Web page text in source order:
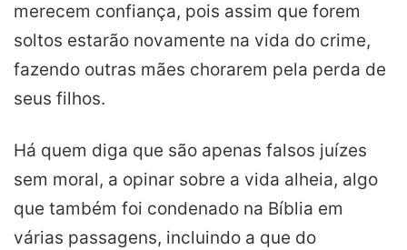
merecem confiança, pois assim que forem
soltos estarão novamente na vida do crime,
fazendo outras mães chorarem pela perda de
seus filhos.
Há quem diga que são apenas falsos juízes
sem moral, a opinar sobre a vida alheia, algo
que também foi condenado na Bíblia em
várias passagens, incluindo a que do